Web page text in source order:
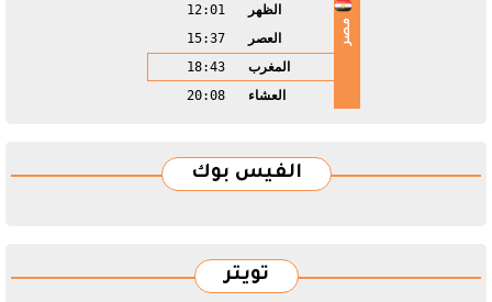
مصر
الظهر
12:01
العصر
15:37
المغرب
18:43
العشاء
20:08
الفيس بوك
تويتر